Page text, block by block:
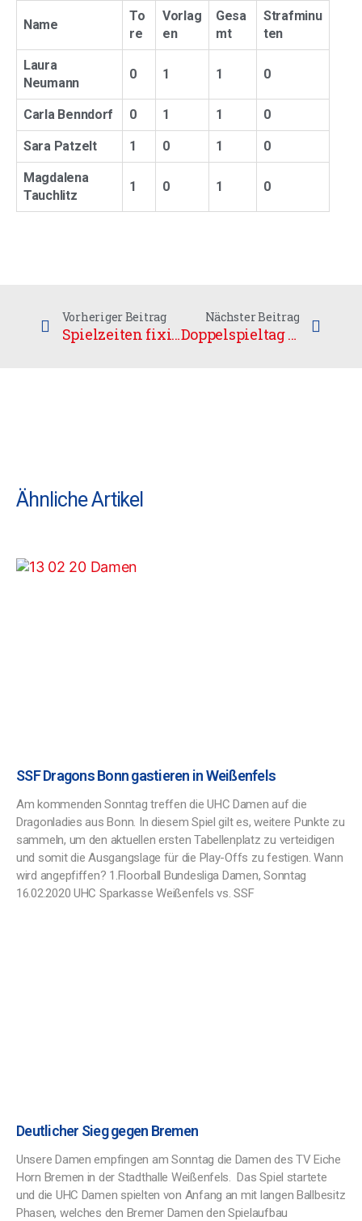
Name
To
re
Vorlag
en
Gesa
mt
Strafminu
ten
Laura
Neumann
0 1 1 0
Carla Benndorf 0 1 1 0
Sara Patzelt 1 0 1 0
Magdalena
Tauchlitz
1 0 1 0
Vorheriger Beitrag
Spielzeiten fixiert
Nächster Beitrag
Doppelspieltag der Damen des UHC Sparkasse Weißenfels
Ähnliche Artikel
SSF Dragons Bonn gastieren in Weißenfels
Am kommenden Sonntag treffen die UHC Damen auf die
Dragonladies aus Bonn. In diesem Spiel gilt es, weitere Punkte zu
sammeln, um den aktuellen ersten Tabellenplatz zu verteidigen
und somit die Ausgangslage für die Play-Offs zu festigen. Wann
wird angepfiffen? 1.Floorball Bundesliga Damen, Sonntag
16.02.2020 UHC Sparkasse Weißenfels vs. SSF
Deutlicher Sieg gegen Bremen
Unsere Damen empfingen am Sonntag die Damen des TV Eiche
Horn Bremen in der Stadthalle Weißenfels. Das Spiel startete
und die UHC Damen spielten von Anfang an mit langen Ballbesitz
Phasen, welches den Bremer Damen den Spielaufbau